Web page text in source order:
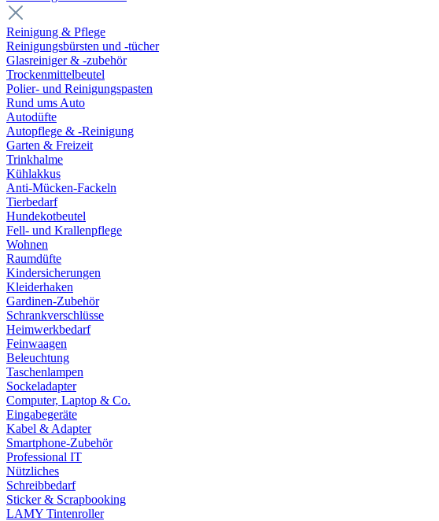
Reinigung & Pflege
Reinigungsbürsten und -tücher
Glasreiniger & -zubehör
Trockenmittelbeutel
Polier- und Reinigungspasten
Rund ums Auto
Autodüfte
Autopflege & -Reinigung
Garten & Freizeit
Trinkhalme
Kühlakkus
Anti-Mücken-Fackeln
Tierbedarf
Hundekotbeutel
Fell- und Krallenpflege
Wohnen
Raumdüfte
Kindersicherungen
Kleiderhaken
Gardinen-Zubehör
Schrankverschlüsse
Heimwerkbedarf
Feinwaagen
Beleuchtung
Taschenlampen
Sockeladapter
Computer, Laptop & Co.
Eingabegeräte
Kabel & Adapter
Smartphone-Zubehör
Professional IT
Nützliches
Schreibbedarf
Sticker & Scrapbooking
LAMY Tintenroller